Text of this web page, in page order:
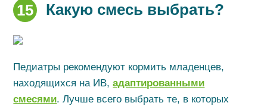
15 Какую смесь выбрать?
Педиатры рекомендуют кормить младенцев,
находящихся на ИВ,адаптированными
смесями. Лучше всего выбрать те, в которых